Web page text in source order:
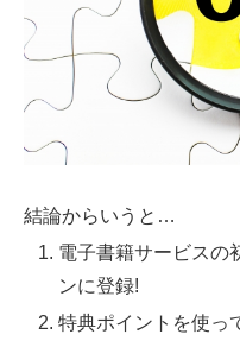
結論からいうと…
電子書籍サービスの
ンに登録!
特典ポイントを使っ